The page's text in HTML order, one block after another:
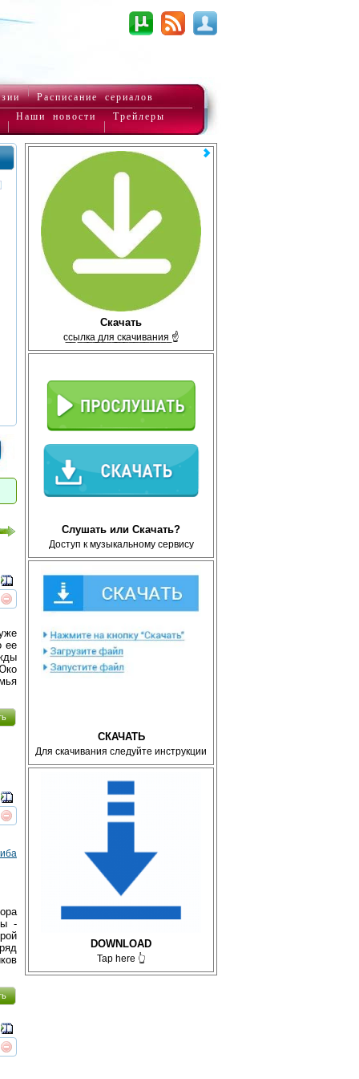
Расписание сериалов
Наши новости Трейлеры
Скачать
с̲с̲ы̲л̲к̲а̲ ̲д̲л̲я̲ ̲с̲к̲а̲ч̲и̲в̲а̲н̲и̲я̲ ☝
Слушать или Скачать?
Доступ к музыкальному сервису
СКАЧАТЬ
Для скачивания следуйте инструкции
DOWNLOAD
Tap here 👆
интересует
ее
интересует
-
интересует